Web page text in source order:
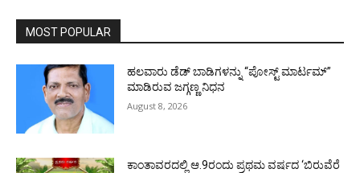
MOST POPULAR
ಹಲವಾರು ಡೆಡ್ ಬಾಡಿಗಳನ್ನು “ಪೋಸ್ಟ್ ಮಾರ್ಟಮ್”
ಮಾಡಿರುವ ಜಗ್ಗಣ್ಣ ನಿಧನ
August 8, 2026
ಕಾಂತಾವರದಲ್ಲಿ ಆ.9ರಂದು ಪ್ರಥಮ ವರ್ಷದ ‘ಬಿರುವೆರೆ